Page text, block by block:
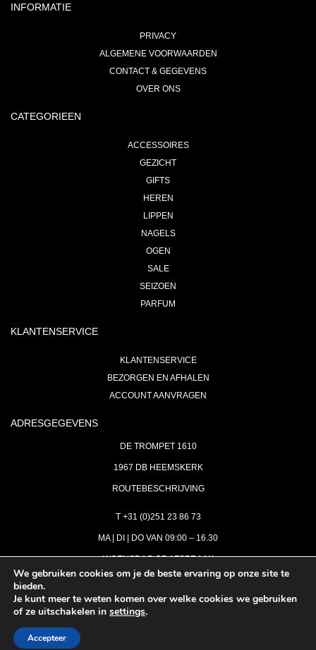
INFORMATIE
PRIVACY
ALGEMENE VOORWAARDEN
CONTACT & GEGEVENS
OVER ONS
CATEGORIEEN
ACCESSOIRES
GEZICHT
GIFTS
HEREN
LIPPEN
NAGELS
OGEN
SALE
SEIZOEN
PARFUM
KLANTENSERVICE
KLANTENSERVICE
BEZORGEN EN AFHALEN
ACCOUNT AANVRAGEN
ADRESGEGEVENS
DE TROMPET 1610
1967 DB HEEMSKERK
ROUTEBESCHRIJVING
T +31 (0)251 23 86 73
MA | DI | DO VAN 09:00 – 16.30
WOENSDAG OP AFSPRAAK
INFO@ASTH.NL
We gebruiken cookies om je de beste ervaring op onze site te
bieden.
Je kunt meer te weten komen over welke cookies we gebruiken
of ze uitschakelen in settings.
Accepteer